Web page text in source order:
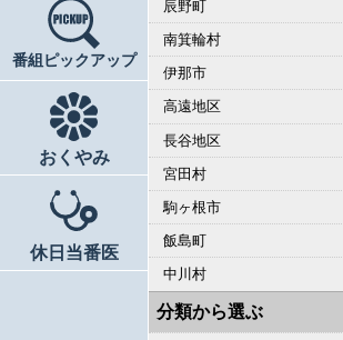
番組ピックアップ
おくやみ
休日当番医
辰野町
南箕輪村
伊那市
高遠地区
長谷地区
宮田村
駒ヶ根市
飯島町
中川村
分類から選ぶ